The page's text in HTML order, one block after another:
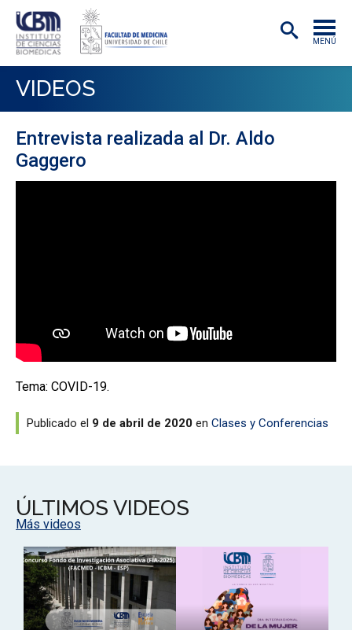
MENÚ
ACADÉMICAS/OS
INVESTIGACIÓN
PREGRADO
VIDEOS
Entrevista realizada al Dr. Aldo
Gaggero
Tema: COVID-19.
Publicado el 9 de abril de 2020 en Clases y Conferencias
ÚLTIMOS VIDEOS
Más videos